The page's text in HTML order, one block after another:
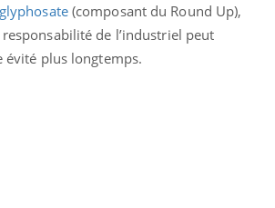
(composant du Round Up),
de l’industriel peut
plus longtemps.